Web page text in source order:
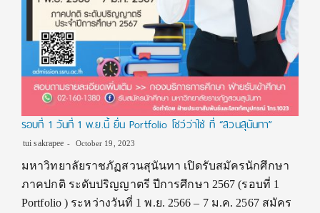
รอบที่ 1 วันที่ 1 พ.ย.นี้ ยื่น Portfolio โชว์ว่าใช่ ที่ “สวนสุนันทา”
tui sakrapee October 19, 2023
มหาวิทยาลัยราชภัฏสวนสุนันทา เปิดรับสมัครนักศึกษา
ภาคปกติ ระดับปริญญาตรี ปีการศึกษา 2567 (รอบที่ 1
Portfolio ) ระหว่างวันที่ 1 พ.ย. 2566 – 7 ม.ค. 2567 สมัคร